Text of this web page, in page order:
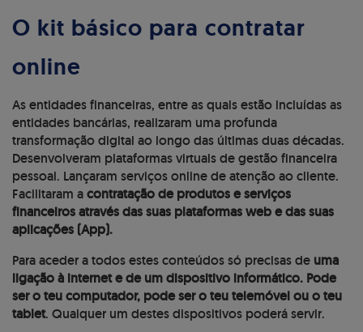
O kit básico para contratar
online
As entidades financeiras, entre as quais estão incluídas as
entidades bancárias, realizaram uma profunda
transformação digital ao longo das últimas duas décadas.
Desenvolveram plataformas virtuais de gestão financeira
pessoal. Lançaram serviços online de atenção ao cliente.
Facilitaram acontratação de produtos e serviços
financeiros através das suas plataformas web e das suas
aplicações (App).
Para aceder a todos estes conteúdos só precisas de uma
ligação à internet e de um dispositivo informático. Pode
ser o teu computador, pode ser o teu telemóvel ou o teu
tablet. Qualquer um destes dispositivos poderá servir.